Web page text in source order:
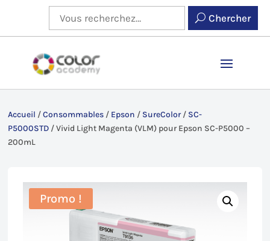
Chercher
Accueil /Consommables / Epson / SureColor/ SC-
P5000STD /Vivid Light Magenta (VLM) pour Epson SC-P5000 –
200mL
Promo !